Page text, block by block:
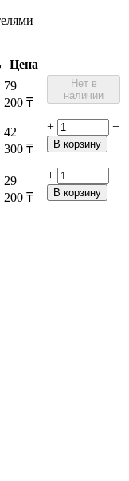
Цена
79
200 ₸
Нет в
наличии
42
300 ₸
+ −
В корзину
29
200 ₸
+ −
В корзину